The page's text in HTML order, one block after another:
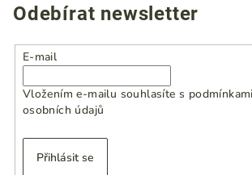
c
í
v
í
Odebírat newsletter
E-mail
Vložením e-mailu souhlasíte s
osobních údajů
Přihlásit se